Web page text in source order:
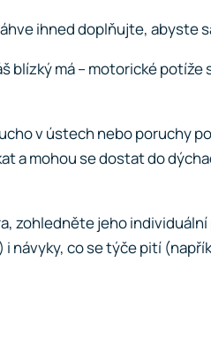
ihned doplňujte,
blízký má – motorické
v ústech nebo poruchy
a mohou se dostat do
zohledněte jeho
co se týče pití